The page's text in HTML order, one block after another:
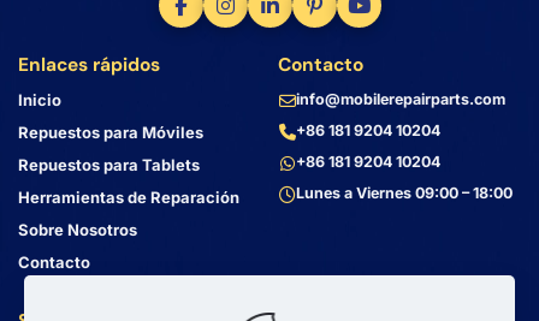
Enlaces rápidos
Inicio
Repuestos para Móviles
Repuestos para Tablets
Herramientas de Reparación
Sobre Nosotros
Contacto
Contacto
info@mobilerepairparts.com
+86 181 9204 10204
+86 181 9204 10204
Lunes a Viernes 09:00 – 18:00